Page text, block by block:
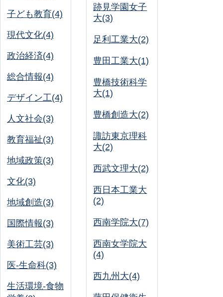
子ども教育(4)
現代文化(4)
政治経済(4)
総合情報(4)
デザイン工(4)
人文社会(3)
教育福祉(3)
地域政策(3)
文化(3)
地域創造(3)
国際情報(3)
美術工芸(3)
医-生命科(3)
生活環境-食物
跡見学園女子
大(3)
足利工業大(2)
豊田工業大(1)
豊橋技術科学
大(1)
豊橋創造大(2)
諏訪東京理科
大(2)
西武文理大(2)
西日本工業大
(2)
西南学院大(7)
西南女学院大
(4)
西九州大(4)